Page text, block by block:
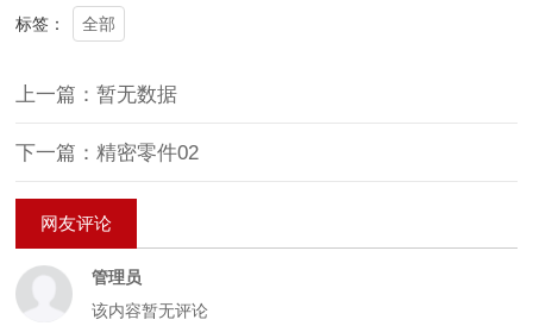
标签： 全部
上一篇：暂无数据
下一篇：精密零件02
网友评论
管理员
该内容暂无评论